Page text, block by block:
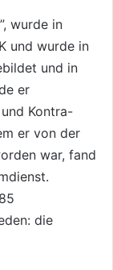
wurde in
und wurde in
und in
er
Kontra-
er von der
war, fand
die